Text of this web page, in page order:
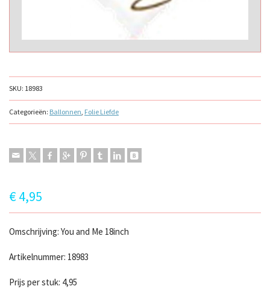
SKU: 18983
Categorieën: Ballonnen, Folie Liefde
€4,95
Omschrijving: You and Me 18inch
Artikelnummer: 18983
Prijs per stuk: 4,95